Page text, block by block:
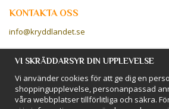
KONTAKTA OSS
info@kryddlandet.se
Följ oss på Facebook!
Följ oss på Instagram!
VI SKRÄDDARSYR DIN UPPLEVELSE
Vi använder cookies för att ge dig en
shoppingupplevelse, personanpassad
våra webbplatser tillförlitliga och säkra.